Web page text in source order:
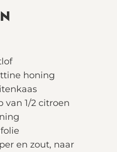
honing
van 1/2 citroen
en zout, naar